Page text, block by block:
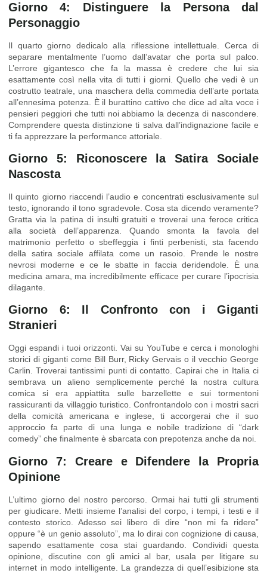
Giorno 4: Distinguere la Persona dal
Personaggio
Il quarto giorno dedicalo alla riflessione intellettuale. Cerca di
separare mentalmente l’uomo dall’avatar che porta sul palco.
L’errore gigantesco che fa la massa è credere che lui sia
esattamente così nella vita di tutti i giorni. Quello che vedi è un
costrutto teatrale, una maschera della commedia dell’arte portata
all’ennesima potenza. È il burattino cattivo che dice ad alta voce i
pensieri peggiori che tutti noi abbiamo la decenza di nascondere.
Comprendere questa distinzione ti salva dall’indignazione facile e
ti fa apprezzare la performance attoriale.
Giorno 5: Riconoscere la Satira Sociale
Nascosta
Il quinto giorno riaccendi l’audio e concentrati esclusivamente sul
testo, ignorando il tono sgradevole. Cosa sta dicendo veramente?
Gratta via la patina di insulti gratuiti e troverai una feroce critica
alla società dell’apparenza. Quando smonta la favola del
matrimonio perfetto o sbeffeggia i finti perbenisti, sta facendo
della satira sociale affilata come un rasoio. Prende le nostre
nevrosi moderne e ce le sbatte in faccia deridendole. È una
medicina amara, ma incredibilmente efficace per curare l’ipocrisia
dilagante.
Giorno 6: Il Confronto con i Giganti
Stranieri
Oggi espandi i tuoi orizzonti. Vai su YouTube e cerca i monologhi
storici di giganti come Bill Burr, Ricky Gervais o il vecchio George
Carlin. Troverai tantissimi punti di contatto. Capirai che in Italia ci
sembrava un alieno semplicemente perché la nostra cultura
comica si era appiattita sulle barzellette e sui tormentoni
rassicuranti da villaggio turistico. Confrontandolo con i mostri sacri
della comicità americana e inglese, ti accorgerai che il suo
approccio fa parte di una lunga e nobile tradizione di “dark
comedy” che finalmente è sbarcata con prepotenza anche da noi.
Giorno 7: Creare e Difendere la Propria
Opinione
L’ultimo giorno del nostro percorso. Ormai hai tutti gli strumenti
per giudicare. Metti insieme l’analisi del corpo, i tempi, i testi e il
contesto storico. Adesso sei libero di dire “non mi fa ridere”
oppure “è un genio assoluto”, ma lo dirai con cognizione di causa,
sapendo esattamente cosa stai guardando. Condividi questa
opinione, discutine con gli amici al bar, usala per litigare su
internet in modo intelligente. La grandezza di quell’esibizione sta